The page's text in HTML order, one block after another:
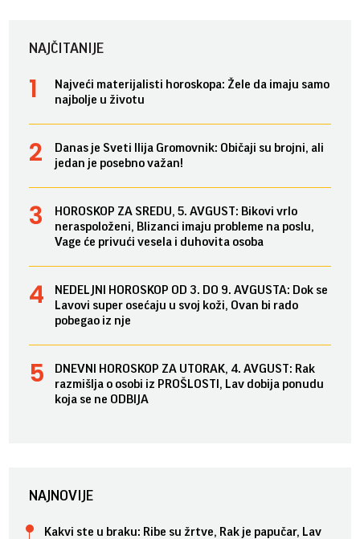
NAJČITANIJE
Najveći materijalisti horoskopa: Žele da imaju samo
najbolje u životu
Danas je Sveti Ilija Gromovnik: Običaji su brojni, ali
jedan je posebno važan!
HOROSKOP ZA SREDU, 5. AVGUST: Bikovi vrlo
neraspoloženi, Blizanci imaju probleme na poslu,
Vage će privući vesela i duhovita osoba
NEDELJNI HOROSKOP OD 3. DO 9. AVGUSTA: Dok se
Lavovi super osećaju u svoj koži, Ovan bi rado
pobegao iz nje
DNEVNI HOROSKOP ZA UTORAK, 4. AVGUST: Rak
razmišlja o osobi iz PROŠLOSTI, Lav dobija ponudu
koja se ne ODBIJA
NAJNOVIJE
Kakvi ste u braku: Ribe su žrtve, Rak je papučar, Lav